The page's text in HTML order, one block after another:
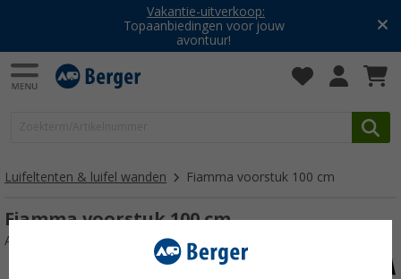
Vakantie-uitverkoop:
Topaanbiedingen voor jouw
avontuur!
Luifeltenten & luifel wanden Fiamma voorstuk 100 cm
Fiamma voorstuk 100 cm
Artikelnr: 279620